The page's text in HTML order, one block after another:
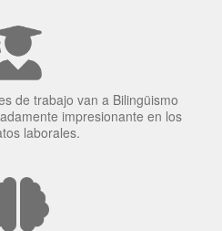
afecta la forma en que
el mundo
de trabajo van a Bilingüismo
impresionante en los
laborales.